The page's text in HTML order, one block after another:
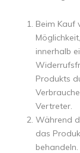
Beim Kauf
innerhalb
Produkts
Vertreter.
Während
das